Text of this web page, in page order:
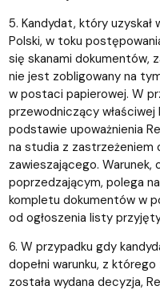
5. Kandydat, który uzyskał
Polski, w toku
się skanami dokumentów,
nie jest zobligowany na
w postaci papierowej. W
przewodniczący właściwej
podstawie upoważnienia
na studia z zastrzeżeniem
zawieszającego. Warunek,
poprzedzającym, polega
kompletu dokumentów w
od ogłoszenia listy
6. W przypadku gdy
dopełni warunku, z
została wydana decyzja,